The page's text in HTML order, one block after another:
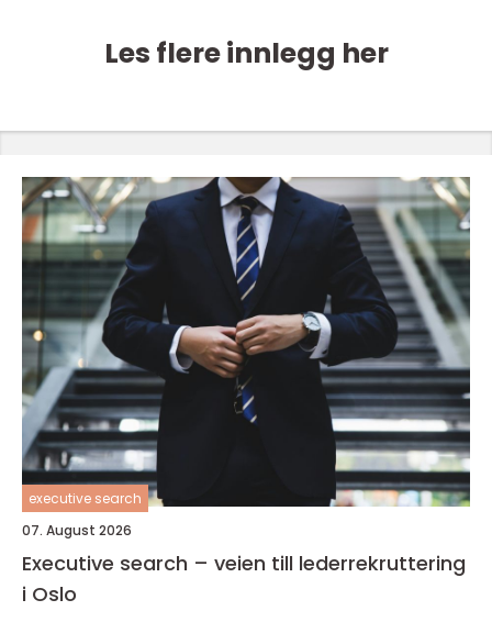
Les flere innlegg her
executive search
07. August 2026
Executive search – veien till lederrekruttering
i Oslo